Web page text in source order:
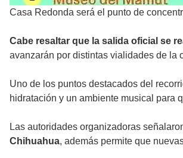
Casa Redonda será el punto de
Cabe resaltar que la salida oficial se
avanzarán por distintas vialidades de la
Uno de los puntos destacados del
hidratación y un ambiente musical para
Las autoridades organizadoras
Chihuahua, además permite que